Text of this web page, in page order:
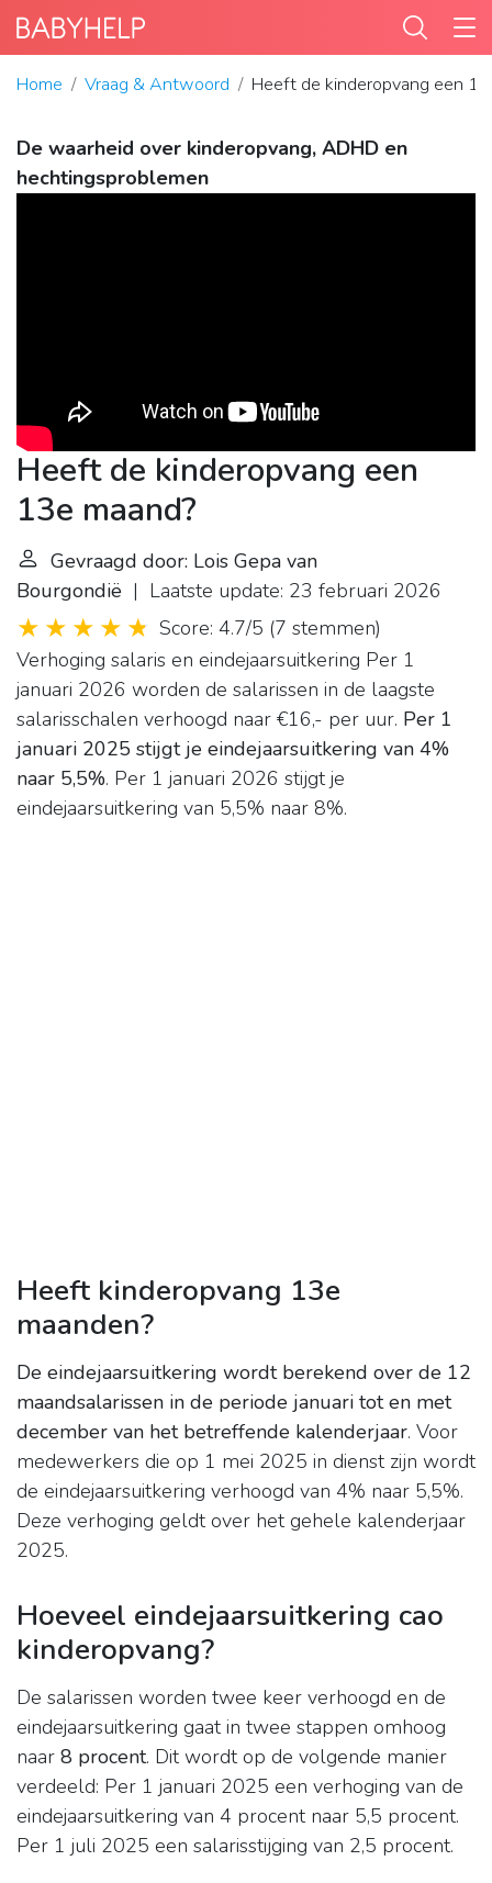
Home Vraag & Antwoord Heeft de kinderopvang een
De waarheid over kinderopvang, ADHD en
hechtingsproblemen
Heeft de kinderopvang een
13e maand?
Gevraagd door: Lois Gepa van
Bourgondië | Laatste update: 23 februari 2026
Score: 4.7/5 (7 stemmen)
Verhoging salaris en eindejaarsuitkering Per 1
januari 2026 worden de salarissen in de laagste
salarisschalen verhoogd naar €16,- per uur. Per 1
januari 2025 stijgt je eindejaarsuitkering van 4%
naar 5,5%. Per 1 januari 2026 stijgt je
eindejaarsuitkering van 5,5% naar 8%.
Heeft kinderopvang 13e
maanden?
De eindejaarsuitkering wordt berekend over de 12
maandsalarissen in de periode januari tot en met
december van het betreffende kalenderjaar. Voor
medewerkers die op 1 mei 2025 in dienst zijn wordt
de eindejaarsuitkering verhoogd van 4% naar 5,5%.
Deze verhoging geldt over het gehele kalenderjaar
2025.
Hoeveel eindejaarsuitkering cao
kinderopvang?
De salarissen worden twee keer verhoogd en de
eindejaarsuitkering gaat in twee stappen omhoog
naar 8 procent. Dit wordt op de volgende manier
verdeeld: Per 1 januari 2025 een verhoging van de
eindejaarsuitkering van 4 procent naar 5,5 procent.
Per 1 juli 2025 een salarisstijging van 2,5 procent.